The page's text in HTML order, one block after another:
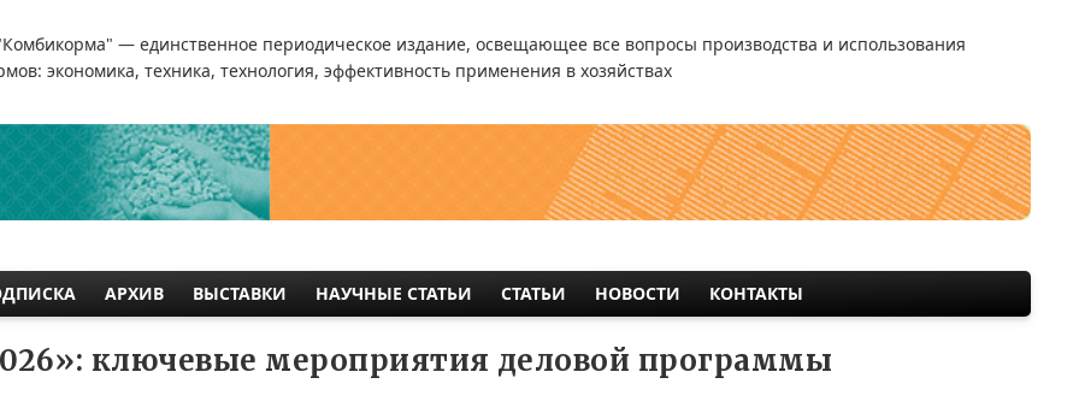
— единственное периодическое издание, освещающее все вопросы производства и использования
экономика, техника, технология, эффективность применения в хозяйствах
АРХИВ ВЫСТАВКИ НАУЧНЫЕ СТАТЬИ СТАТЬИ НОВОСТИ КОНТАКТЫ
ключевые мероприятия деловой программы